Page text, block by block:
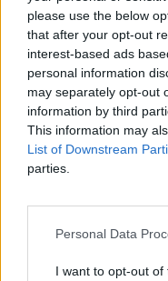
please use the below
that after your opt-out
interest-based ads
personal information
may separately opt-out
information by third
This information may
List of Downstream
parties.
Personal Data
I want to opt-out of